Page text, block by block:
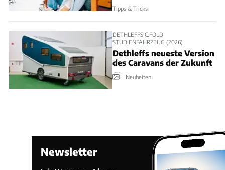
Tipps & Tricks
DETHLEFFS C.FOLD
STUDIENFAHRZEUG (2026)
Dethleffs neueste Version
des Caravans der Zukunft
Neuheiten
Newsletter